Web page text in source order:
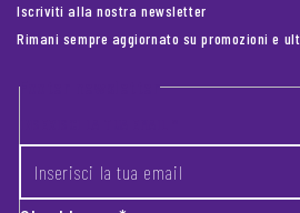
Iscriviti alla nostra newsletter
Rimani sempre aggiornato su promozioni e
Footer newsletter